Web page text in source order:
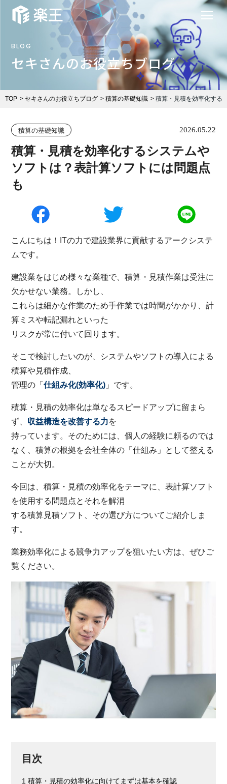
BLOG
セキさんのお役立ちブログ
TOP セキさんのお役立ちブログ 積算の基礎知識 積算・見積を効率化する
積算の基礎知識 2026.05.22
積算・見積を効率化するシステムや
ソフトは？表計算ソフトには問題点
も
こんにちは！ITの力で建設業界に貢献するアークシステ
ムです。
建設業をはじめ様々な業種で、積算・見積作業は受注に
欠かせない業務。しかし、
これらは細かな作業のため手作業では時間がかかり、計
算ミスや転記漏れといった
リスクが常に付いて回ります。
そこで検討したいのが、システムやソフトの導入による
積算や見積作成、
管理の「仕組み化(効率化) 」です。
積算・見積の効率化は単なるスピードアップに留まら
ず、 収益構造を改善する力を
持っています。そのためには、個人の経験に頼るのでは
なく、積算の根拠を会社全体の「仕組み」として整える
ことが大切。
今回は、積算・見積の効率化をテーマに、表計算ソフト
を使用する問題点とそれを解消
する積算見積ソフト、その選び方についてご紹介しま
す。
業務効率化による競争力アップを狙いたい方は、ぜひご
覧ください。
目次
1積算・見積の効率化に向けてまずは基本を確認